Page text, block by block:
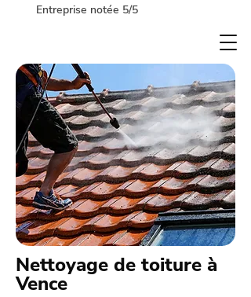
Entreprise notée 5/5
Nettoyage de toiture à
Vence